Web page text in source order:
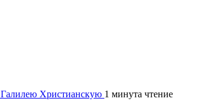
Галилею Христианскую 1 минута чтение